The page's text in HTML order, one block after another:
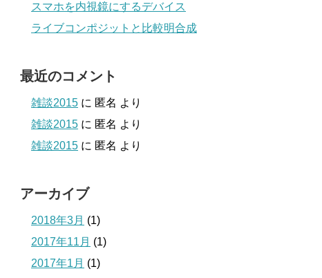
スマホを内視鏡にするデバイス
ライブコンポジットと比較明合成
最近のコメント
雑談2015 に 匿名 より
雑談2015 に 匿名 より
雑談2015 に 匿名 より
アーカイブ
2018年3月 (1)
2017年11月 (1)
2017年1月 (1)